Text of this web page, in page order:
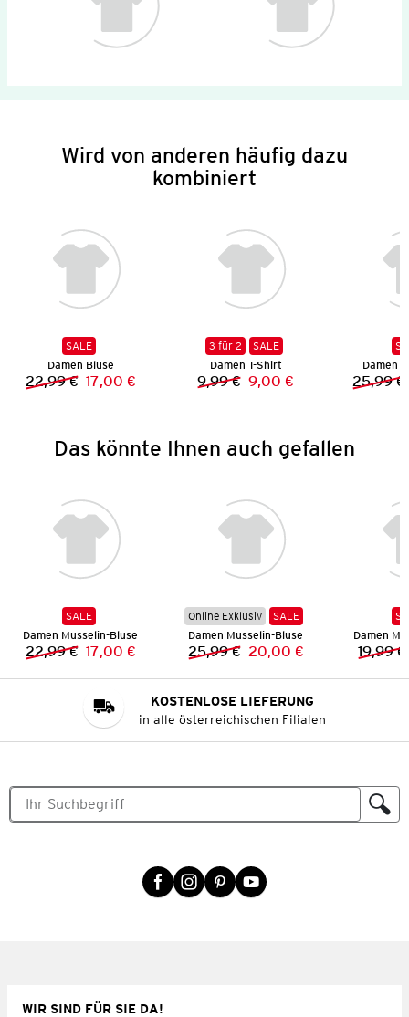
Wird von anderen häufig dazu
kombiniert
SALE
Damen Bluse
Vorheriger Preis:
22,99 € Neuer Preis:
17,00 €
3 für 2
SALE
Damen T-Shirt
Vorheriger Preis:
9,99 € Neuer Preis:
9,00 €
Damen
25,99 €
Das könnte Ihnen auch gefallen
SALE
Damen Musselin-Bluse
Vorheriger Preis:
22,99 € Neuer Preis:
17,00 €
Online Exklusiv
SALE
Damen Musselin-Bluse
Vorheriger Preis:
25,99 € Neuer Preis:
20,00 €
Damen
19,99 €
KOSTENLOSE LIEFERUNG
in alle österreichischen Filialen
WIR SIND FÜR SIE DA!